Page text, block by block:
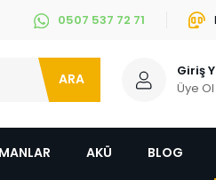
0507 537 72 71
ARA
Giriş
Üye Ol
AKÜ
BLOG